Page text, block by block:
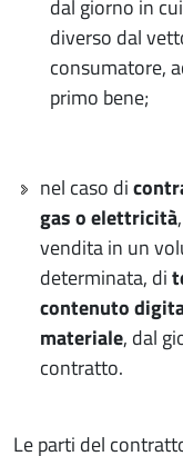
dal giorno in
diverso dal
consumatore,
primo bene;
nel caso di
gas o elettricità
vendita in un
determinata, di
contenuto
materiale, dal
contratto.
Le parti del